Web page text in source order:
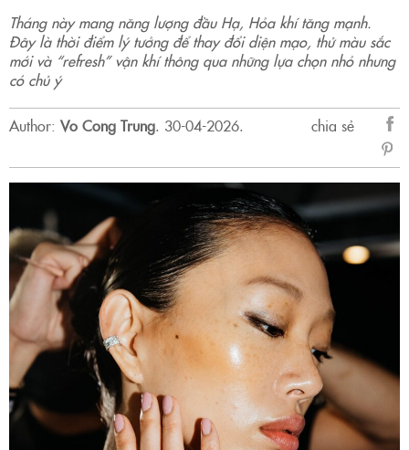
Tháng này mang năng lượng đầu Hạ, Hỏa khí tăng mạnh.
Đây là thời điểm lý tưởng để thay đổi diện mạo, thử màu sắc
mới và “refresh” vận khí thông qua những lựa chọn nhỏ nhưng
có chủ ý
Author: Vo Cong Trung. 30-04-2026.
chia sẻ
sẻ